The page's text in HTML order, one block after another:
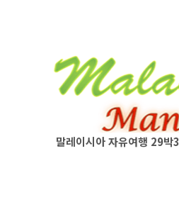
말레이시아 자유여행 29박